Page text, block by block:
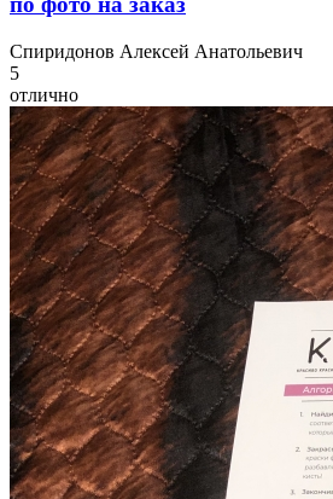
Спиридонов Алексей Анатольевич
5
отлично